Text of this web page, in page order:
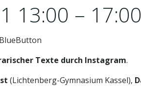
13:00 – 17:00
Texte durch Instagram.
(Lichtenberg-Gymnasium Kassel),